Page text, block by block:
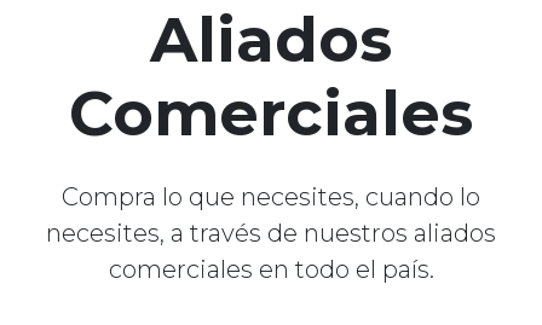
Aliados
Comerciales
Compra lo que necesites, cuando lo
necesites, a través de nuestros aliados
comerciales en todo el país.